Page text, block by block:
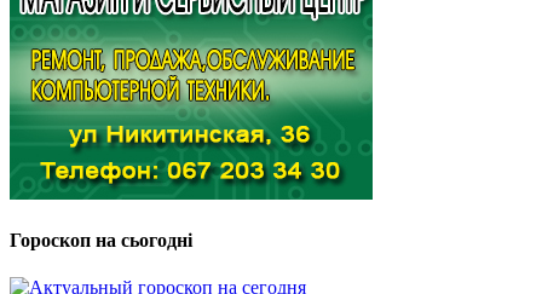
Гороскоп на сьогодні